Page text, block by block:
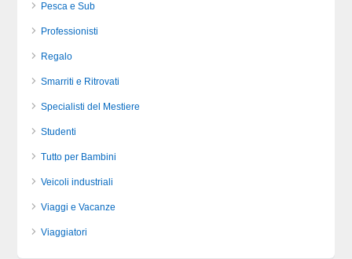
Pesca e Sub
Professionisti
Regalo
Smarriti e Ritrovati
Specialisti del Mestiere
Studenti
Tutto per Bambini
Veicoli industriali
Viaggi e Vacanze
Viaggiatori